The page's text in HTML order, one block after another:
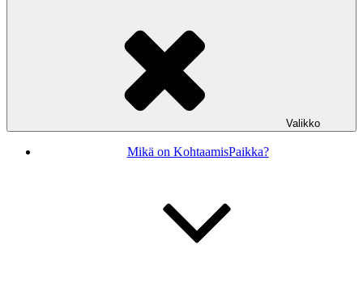
Valikko
Mikä on KohtaamisPaikka?